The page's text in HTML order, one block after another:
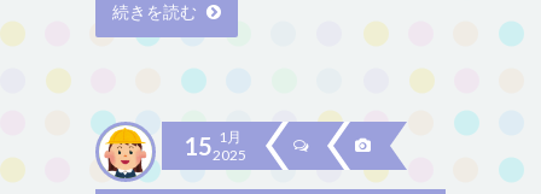
続きを読む
15 1月
2025